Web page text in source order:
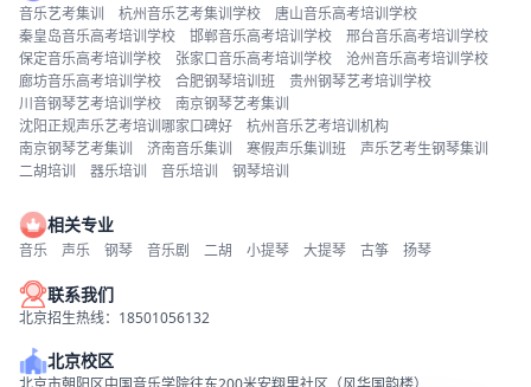
音乐艺考集训 杭州音乐艺考集训学校
唐山音乐高考培训学校
秦皇岛音乐高考培训学校
邯郸音乐高考培训学校
邢台音乐高考培训学校
保定音乐高考培训学校
张家口音乐高考培训学校
沧州音乐高考培训学校
廊坊音乐高考培训学校
合肥钢琴培训班
贵州钢琴艺考培训学校
川音钢琴艺考培训学校
南京钢琴艺考集训
沈阳正规声乐艺考培训哪家口碑好
杭州音乐艺考培训机构
南京钢琴艺考集训
济南音乐集训 寒假声乐集训班
声乐艺考生钢琴集训
二胡培训
器乐培训 音乐培训 钢琴培训
相关专业
音乐 声乐 钢琴 音乐剧 二胡 小提琴 大提琴 古筝 扬琴
联系我们
北京招生热线：18501056132
北京校区